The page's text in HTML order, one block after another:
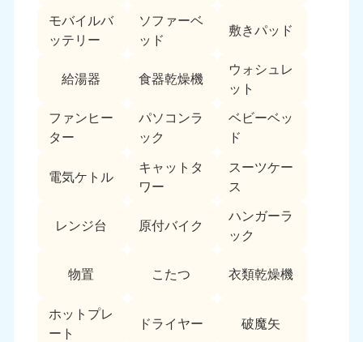
モバイルバ
ッテリー
ソファーベ
ッド
敷きパッド
給湯器 食器乾燥機
ウォシュレ
ット
ファンヒー
ター
パソコンラ
ック
ベビーベッ
ド
電気ケトル
キャットタ
ワー
スーツケー
ス
レンジ台 原付バイク
ハンガーラ
ック
物置 こたつ 衣類乾燥機
ホットプレ
ート
ドライヤー 破魔矢